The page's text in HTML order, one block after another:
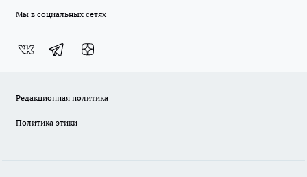
Мы в социальных сетях
Редакционная политика
Политика этики